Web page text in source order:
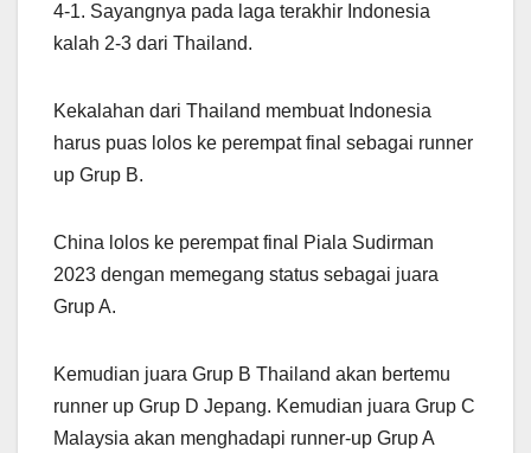
4-1. Sayangnya pada laga terakhir Indonesia
kalah 2-3 dari Thailand.
Kekalahan dari Thailand membuat Indonesia
harus puas lolos ke perempat final sebagai runner
up Grup B.
China lolos ke perempat final Piala Sudirman
2023 dengan memegang status sebagai juara
Grup A.
Kemudian juara Grup B Thailand akan bertemu
runner up Grup D Jepang. Kemudian juara Grup C
Malaysia akan menghadapi runner-up Grup A